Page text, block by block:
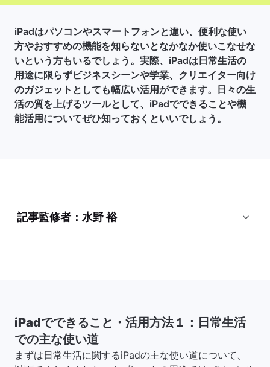
iPadはパソコンやスマートフォンと違い、便利な使い
方やおすすめの機能を知らないとなかなか使いこなせな
いという方もいるでしょう。実際、iPadは日常生活の
用途に限らずビジネスシーンや学業、クリエイター向け
のガジェットとしても幅広い活用ができます。日々の生
活の質を上げるツールとして、iPadでできることや機
能活用についてぜひ知っておくといいでしょう。
記事監修者：水野 裕
iPadでできること・活用方法１：日常生活
での主な使い道
まずは日常生活に関するiPadの主な使い道について、